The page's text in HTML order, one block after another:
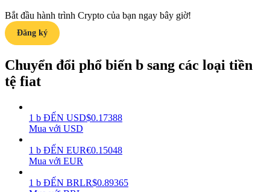
Bắt đầu hành trình Crypto của bạn ngay bây giờ!
Đăng ký
Chuyển đổi phổ biến b sang các loại tiền
tệ fiat
1 b ĐẾN USD$0.17388
Mua với USD
1 b ĐẾN EUR€0.15048
Mua với EUR
1 b ĐẾN BRLR$0.89365